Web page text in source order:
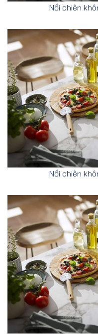
Nồi chiên
Nồi chiên